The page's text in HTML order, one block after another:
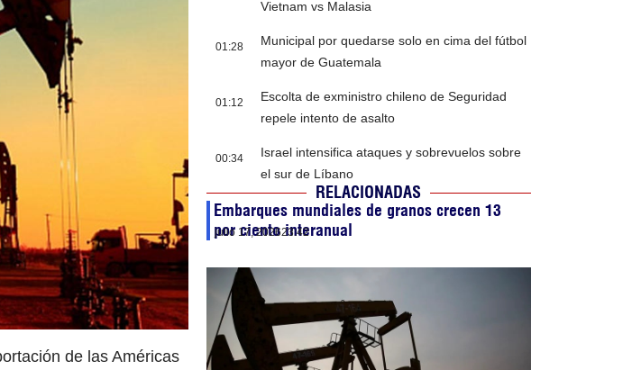
de las Américas
Vietnam vs Malasia
01:28
Municipal por quedarse solo en cima del fútbol
mayor de Guatemala
01:12
Escolta de exministro chileno de Seguridad
repele intento de asalto
00:34
Israel intensifica ataques y sobrevuelos sobre
el sur de Líbano
RELACIONADAS
Embarques mundiales de granos crecen 13
por ciento interanual
julio 17, 202623:42